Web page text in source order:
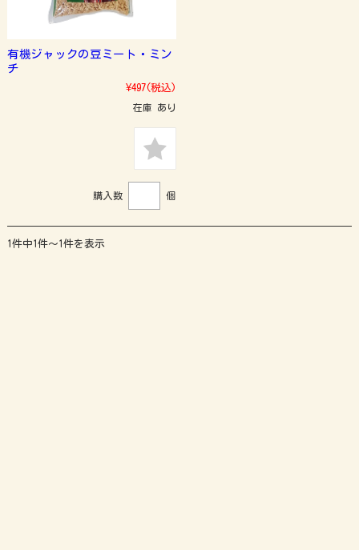
有機ジャックの豆ミート・ミン
チ
¥497(税込)
在庫 あり
購入数 個
1件中1件～1件を表示